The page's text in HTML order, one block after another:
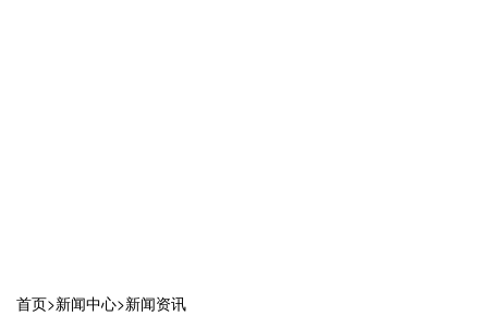
首页>新闻中心>新闻资讯